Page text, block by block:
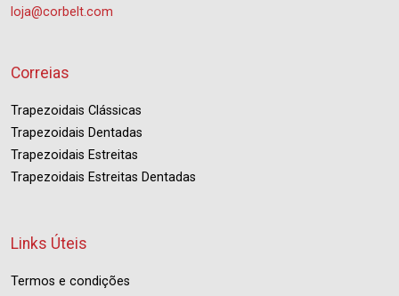
loja@corbelt.com
Correias
Trapezoidais Clássicas
Trapezoidais Dentadas
Trapezoidais Estreitas
Trapezoidais Estreitas Dentadas
Links Úteis
Termos e condições